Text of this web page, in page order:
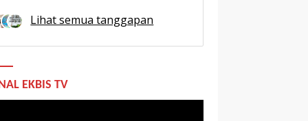
Lihat semua tanggapan
EKBIS TV